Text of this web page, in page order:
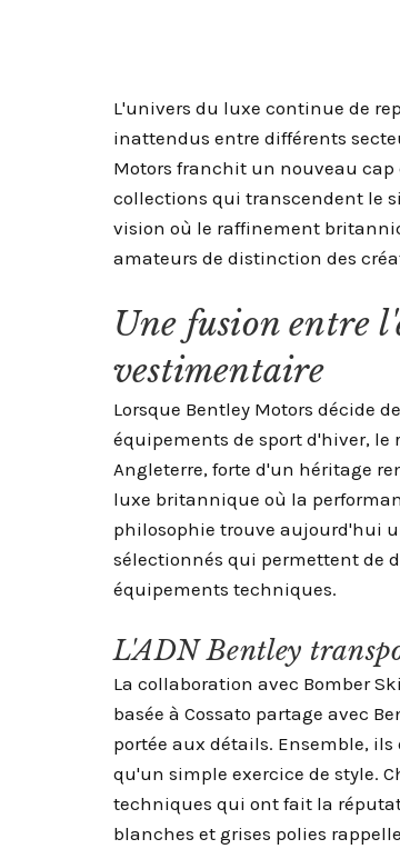
L'univers du luxe continue de
inattendus entre différents
Motors franchit un nouveau cap
collections qui transcendent le
vision où le raffinement
amateurs de distinction des
Une fusion entre
vestimentaire
Lorsque Bentley Motors décide
équipements de sport d'hiver, le
Angleterre, forte d'un héritage
luxe britannique où la
philosophie trouve aujourd'hui
sélectionnés qui permettent de
équipements techniques.
L'ADN Bentley
La collaboration avec Bomber
basée à Cossato partage avec
portée aux détails. Ensemble,
qu'un simple exercice de style.
techniques qui ont fait la
blanches et grises polies